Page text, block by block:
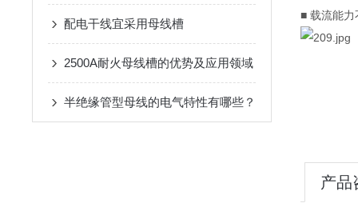
配电干线宜采用母线槽
2500A耐火母线槽的优势及应用领域
半绝缘管型母线的电气特性有哪些？
■ 载流能力
产品